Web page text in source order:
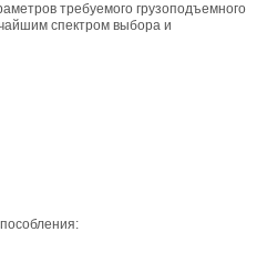
требуемого грузоподъемного
спектром выбора и